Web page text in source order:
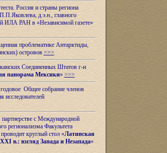
Россия и страны региона
д.э.н., главного
ИЛА РАН в «Независимой газете»
проблематике Антарктиды,
островов >>>
Соединенных Штатов г-н
панорама Мексики» >>>
Общее собрание членов
исследователей
с Международной
регионализма Факультета
круглый стол «Латинская
в.: взгляд Запада и Незапада»